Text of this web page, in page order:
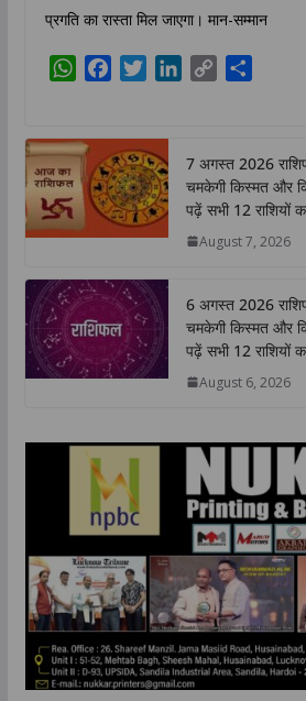
प्रगति का रास्ता मिल जाएगा। मान-सम्मान
W
t
s
A
p
e
b
o
o
t
t
e
r
e
d
n
L
i
k
e
7 अगस्त 2026
चमकेगी किस्मत और
पढ़ें सभी 12 राशियों
August 7, 2026
6 अगस्त 2026
चमकेगी किस्मत और
पढ़ें सभी 12 राशियों
August 6, 2026